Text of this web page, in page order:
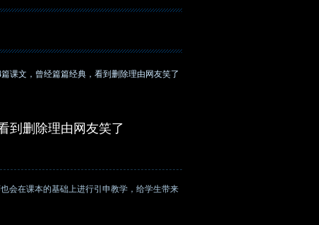
课文，曾经篇篇经典，看到删除理由网友笑了
到删除理由网友笑了
会在课本的基础上进行引申教学，给学生带来